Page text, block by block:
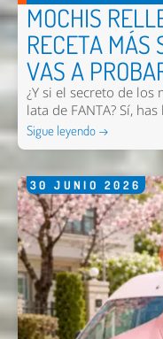
MOCHIS
RECETA MÁS
VAS A
¿Y si el secreto de
lata de FANTA? Sí,
Sigue leyendo →
30 JUNIO 2026